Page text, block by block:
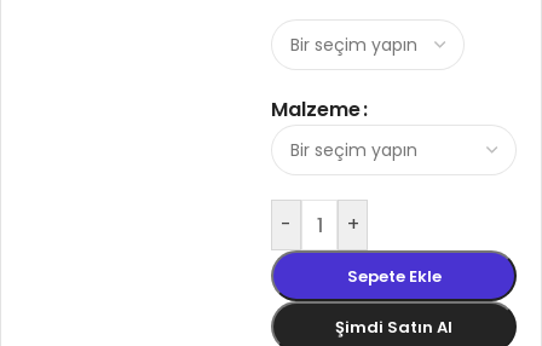
Malzeme
- +
Sepete Ekle
Şimdi Satın Al